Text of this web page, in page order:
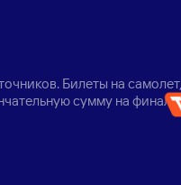
Билеты на
сумму на